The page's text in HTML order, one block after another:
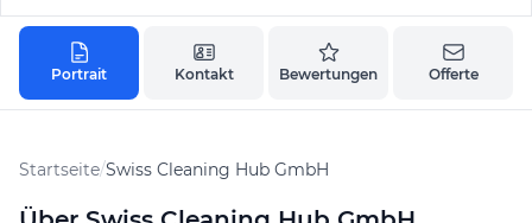
Portrait Kontakt Bewertungen Offerte
Startseite/Swiss Cleaning Hub GmbH